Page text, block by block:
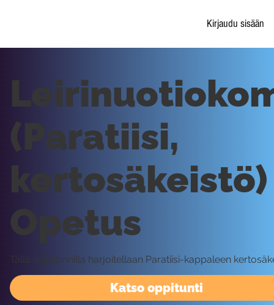
Kirjaudu sisään
Katso oppitunti
(Paratiisi,
Opetus
Tällä oppitunnilla harjoitellaan Paratiisi-kappaleen